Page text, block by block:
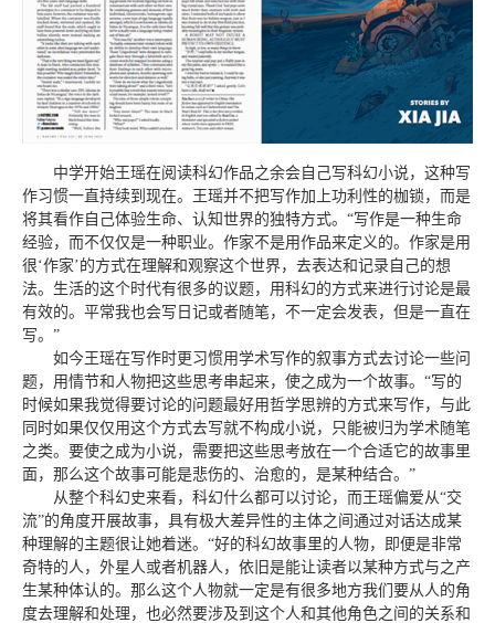
中学开始王瑶在阅读科幻作品之余会自己写科幻小说，这种写
作习惯一直持续到现在。王瑶并不把写作加上功利性的枷锁，而是
将其看作自己体验生命、认知世界的独特方式。“写作是一种生命
经验，而不仅仅是一种职业。作家不是用作品来定义的。作家是用
很‘作家’的方式在理解和观察这个世界，去表达和记录自己的想
法。生活的这个时代有很多的议题，用科幻的方式来进行讨论是最
有效的。平常我也会写日记或者随笔，不一定会发表，但是一直在
写。”
如今王瑶在写作时更习惯用学术写作的叙事方式去讨论一些问
题，用情节和人物把这些思考串起来，使之成为一个故事。“写的
时候如果我觉得要讨论的问题最好用哲学思辨的方式来写作，与此
同时如果仅仅用这个方式去写就不构成小说，只能被归为学术随笔
之类。要使之成为小说，需要把这些思考放在一个合适它的故事里
面，那么这个故事可能是悲伤的、治愈的，是某种结合。”
从整个科幻史来看，科幻什么都可以讨论，而王瑶偏爱从“交
流”的角度开展故事，具有极大差异性的主体之间通过对话达成某
种理解的主题很让她着迷。“好的科幻故事里的人物，即便是非常
奇特的人，外星人或者机器人，依旧是能让读者以某种方式与之产
生某种体认的。那么这个人物就一定是有很多地方我们要从人的角
度去理解和处理，也必然要涉及到这个人和其他角色之间的关系和